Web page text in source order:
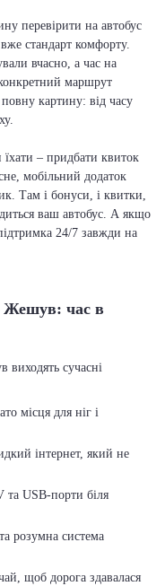
перевірити на автобус
стандарт комфорту.
вчасно, а час на
маршрут
картину: від часу
– придбати квиток
мобільний додаток
Там і бонуси, і квитки,
ваш автобус. А якщо
24/7 завжди на
Жешув: час в
виходять сучасні
місця для ніг і
інтернет, який не
та USB-порти біля
розумна система
щоб дорога здавалася